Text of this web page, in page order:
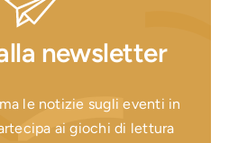
newsletter
le notizie sugli eventi in
ai giochi di lettura